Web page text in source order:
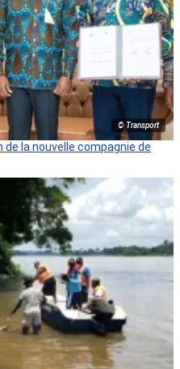
© Transport
de la nouvelle compagnie de